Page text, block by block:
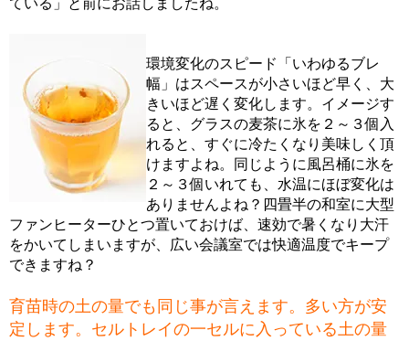
環境変化のスピード「いわゆるブレ
幅」はスペースが小さいほど早く、大
きいほど遅く変化します。イメージす
ると、グラスの麦茶に氷を２～３個入
れると、すぐに冷たくなり美味しく頂
けますよね。同じように風呂桶に氷を
２～３個いれても、水温にほぼ変化は
ありませんよね？四畳半の和室に大型
ファンヒーターひとつ置いておけば、速効で暑くなり大汗
をかいてしまいますが、広い会議室では快適温度でキープ
できますね？
育苗時の土の量でも同じ事が言えます。多い方が安
定します。セルトレイの一セルに入っている土の量